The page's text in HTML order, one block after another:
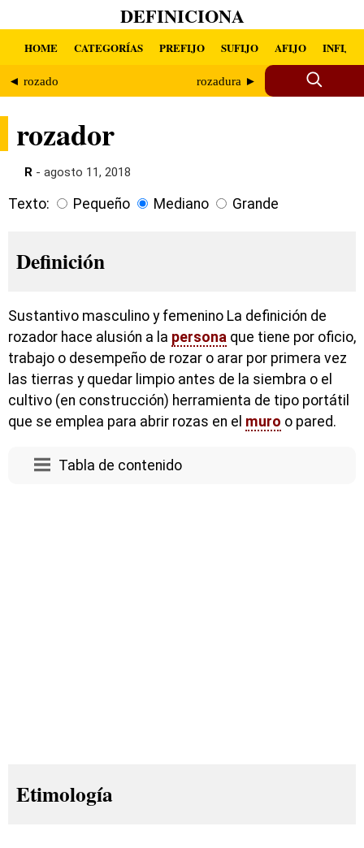
DEFINICIONA
HOME CATEGORÍAS PREFIJO SUFIJO AFIJO INFIJO
◄ rozado rozadura ►
rozador
R - agosto 11, 2018
Texto: Pequeño Mediano Grande
Definición
Sustantivo masculino y femenino La definición de
rozador hace alusión a la persona que tiene por oficio,
trabajo o desempeño de rozar o arar por primera vez
las tierras y quedar limpio antes de la siembra o el
cultivo (en construcción) herramienta de tipo portátil
que se emplea para abrir rozas en el muro o pared.
Tabla de contenido
Etimología